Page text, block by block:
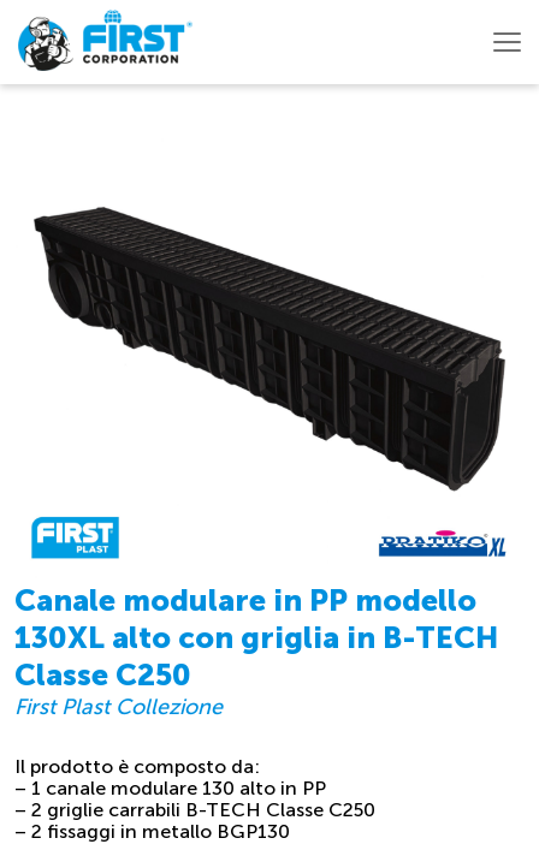
Canale modulare in PP modello
130XL alto con griglia in B-TECH
Classe C250
First Plast Collezione
Il prodotto è composto da:
– 1 canale modulare 130 alto in PP
– 2 griglie carrabili B-TECH Classe C250
– 2 fissaggi in metallo BGP130